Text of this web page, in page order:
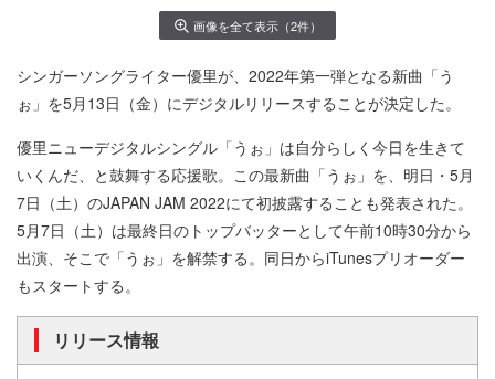
画像を全て表示（2件）
シンガーソングライター優里が、2022年第一弾となる新曲「う
ぉ」を5月13日（金）にデジタルリリースすることが決定した。
優里ニューデジタルシングル「うぉ」は自分らしく今日を生きて
いくんだ、と鼓舞する応援歌。この最新曲「うぉ」を、明日・5月
7日（土）のJAPAN JAM 2022にて初披露することも発表された。
5月7日（土）は最終日のトップバッターとして午前10時30分から
出演、そこで「うぉ」を解禁する。同日からiTunesプリオーダー
もスタートする。
リリース情報